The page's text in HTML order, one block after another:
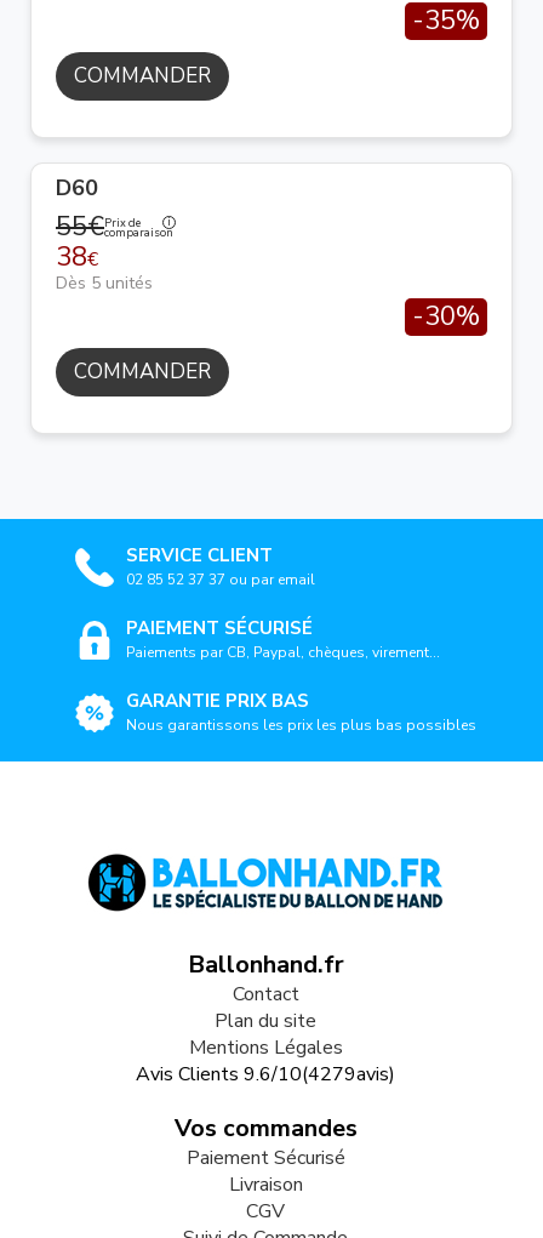
-35%
COMMANDER
D60
55€Prix de
comparaison
38€
Dès 5 unités
-30%
COMMANDER
SERVICE CLIENT
02 85 52 37 37 ou par email
PAIEMENT SÉCURISÉ
Paiements par CB, Paypal, chèques, virement...
GARANTIE PRIX BAS
Nous garantissons les prix les plus bas possibles
Ballonhand.fr
Contact
Plan du site
Mentions Légales
Avis Clients 9.6/10(4279avis)
Vos commandes
Paiement Sécurisé
Livraison
CGV